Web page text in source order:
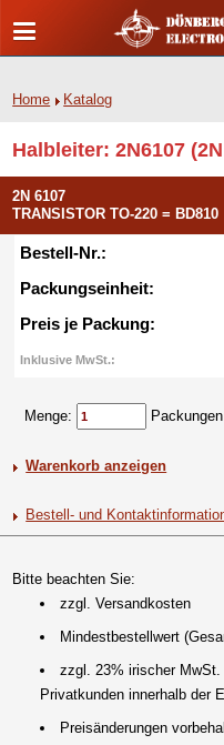
Home Katalog
Halbleiter: 2N6107
2N 6107
TRANSISTOR TO-220 = BD810
Bestell-Nr.:
Packungseinheit:
Preis je Packung:
Inklusive MwSt.:
Menge:
Warenkorb anzeigen
Bestell- und
Bitte beachten Sie:
zzgl. Versandkosten
Mindestbestellwert
zzgl. 23% irischer
Privatkunden innerhalb der
Preisänderungen